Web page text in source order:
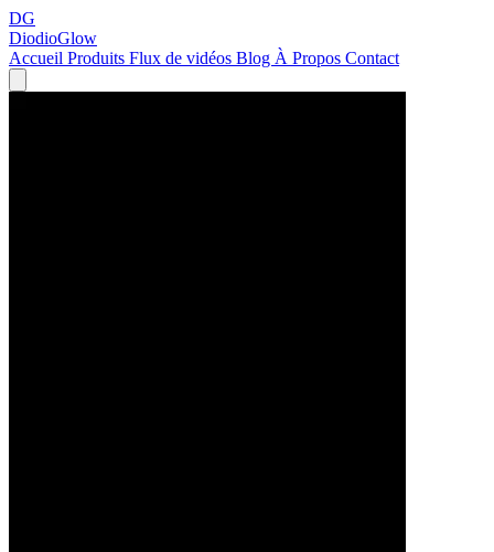
DG
DiodioGlow
Accueil Produits Flux de vidéos Blog À Propos Contact